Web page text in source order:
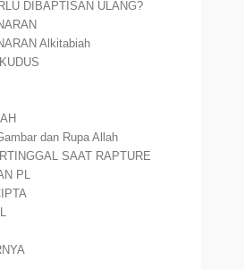
DIBAPTISAN ULANG?
Alkitabiah
dan Rupa Allah
SAAT RAPTURE
PL